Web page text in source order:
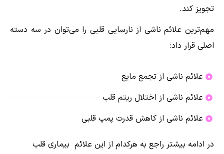
تجویز کند.
مهم‌ترین علائم ناشی از نارسایی قلبی را می‌توان در سه دسته
اصلی قرار داد:
علائم ناشی از تجمع مایع
علائم ناشی از اختلال ریتم قلب
علائم ناشی از کاهش قدرت پمپ قلبی
در ادامه بیشتر راجع به هرکدام از این علائم بیماری قلب